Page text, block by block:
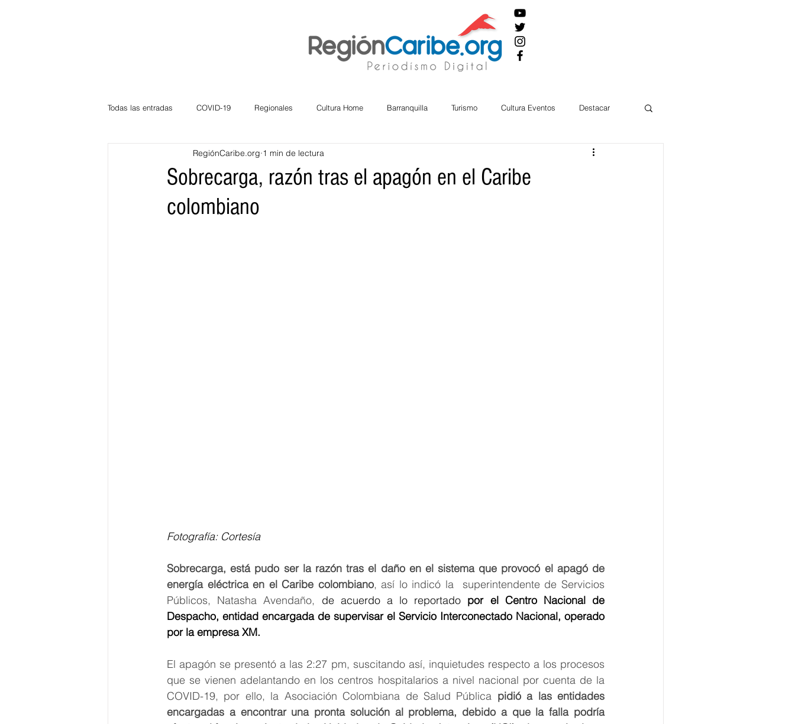
Todas las entradas COVID-19 Regionales Cultura Home Barranquilla Turismo Cultura Eventos Destacar
Atlántico La Guajira Cesar
Bloggeros Hermanos Mayores
Sobrecarga, razón tras el apagón en el Caribe
colombiano
RegiónCaribe.org 1 min de lectura
Fotografía: Cortesía
Sobrecarga, está pudo ser la razón tras el daño en el sistema que provocó el apagó de
energía eléctrica en el Caribe colombiano, así lo indicó la  superintendente de Servicios
Públicos, Natasha Avendaño, de acuerdo a lo reportado por el Centro Nacional de
Despacho, entidad encargada de supervisar el Servicio Interconectado Nacional, operado
por la empresa XM.
El apagón se presentó a las 2:27 pm, suscitando así, inquietudes respecto a los procesos
que se vienen adelantando en los centros hospitalarios a nivel nacional por cuenta de la
COVID-19, por ello, la Asociación Colombiana de Salud Pública pidió a las entidades
encargadas a encontrar una pronta solución al problema, debido a que la falla podría